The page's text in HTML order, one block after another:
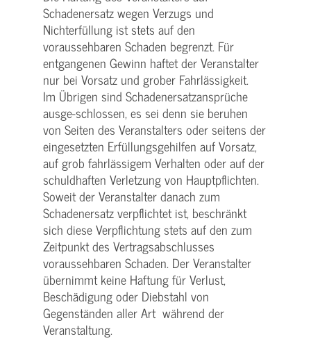
Schadenersatz wegen Verzugs und
Nichterfüllung ist stets auf den
voraussehbaren Schaden begrenzt. Für
entgangenen Gewinn haftet der Veranstalter
nur bei Vorsatz und grober Fahrlässigkeit.
Im Übrigen sind Schadenersatzansprüche
ausge-schlossen, es sei denn sie beruhen
von Seiten des Veranstalters oder seitens der
eingesetzten Erfüllungsgehilfen auf Vorsatz,
auf grob fahrlässigem Verhalten oder auf der
schuldhaften Verletzung von Hauptpflichten.
Soweit der Veranstalter danach zum
Schadenersatz verpflichtet ist, beschränkt
sich diese Verpflichtung stets auf den zum
Zeitpunkt des Vertragsabschlusses
voraussehbaren Schaden. Der Veranstalter
übernimmt keine Haftung für Verlust,
Beschädigung oder Diebstahl von
Gegenständen aller Art während der
Veranstaltung.